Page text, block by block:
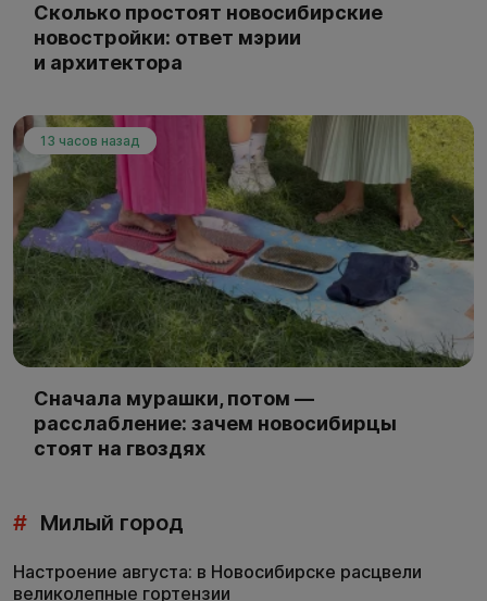
Сколько простоят новосибирские
новостройки: ответ мэрии
и архитектора
13 часов назад
Сначала мурашки, потом —
расслабление: зачем новосибирцы
стоят на гвоздях
# Милый город
Настроение августа: в Новосибирске расцвели
великолепные гортензии